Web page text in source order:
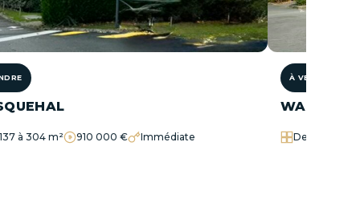
à 304 m² 910 000 € Immédiate
À VENDRE
De 131 à 617